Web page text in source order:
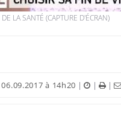
LA SANTÉ (CAPTURE D'ÉCRAN)
à 14h20 | | |
Youtube